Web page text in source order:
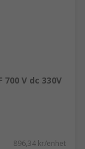
700 V dc 330V
896,34 kr/enhet